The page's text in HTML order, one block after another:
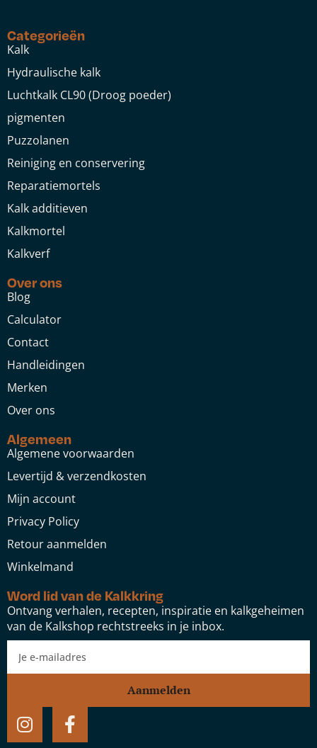
Categorieën
Kalk
Hydraulische kalk
Luchtkalk CL90 (Droog poeder)
pigmenten
Puzzolanen
Reiniging en conservering
Reparatiemortels
Kalk additieven
Kalkmortel
Kalkverf
Over ons
Blog
Calculator
Contact
Handleidingen
Merken
Over ons
Algemeen
Algemene voorwaarden
Levertijd & verzendkosten
Mijn account
Privacy Policy
Retour aanmelden
Winkelmand
Word lid van de Kalkkring
Ontvang verhalen, recepten, inspiratie en kalkgeheimen
van de Kalkshop rechtstreeks in je inbox.
Aanmelden